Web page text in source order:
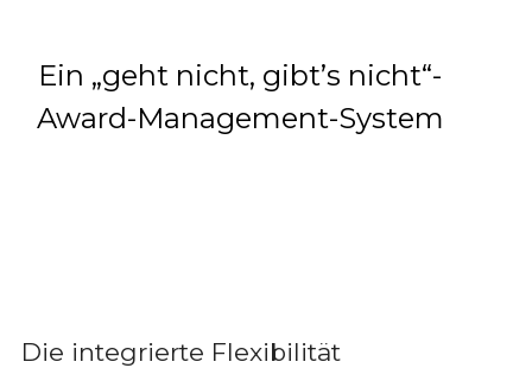
Ein „geht nicht, gibt’s nicht“-
Award-Management-System
Die integrierte Flexibilität